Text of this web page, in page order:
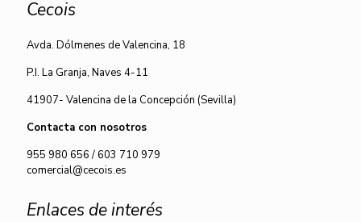
Cecois
Avda. Dólmenes de Valencina, 18
P.I. La Granja, Naves 4-11
41907- Valencina de la Concepción (Sevilla)
Contacta con nosotros
955 980 656/603 710 979
comercial@cecois.es
Enlaces de interés